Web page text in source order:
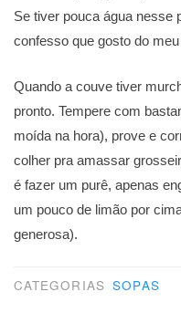
Se tiver pouca água nesse
confesso que gosto do
Quando a couve tiver
pronto. Tempere com
moída na hora), prove e
colher pra amassar
é fazer um purê, apenas
um pouco de limão por
generosa).
CATEGORIAS SOPAS